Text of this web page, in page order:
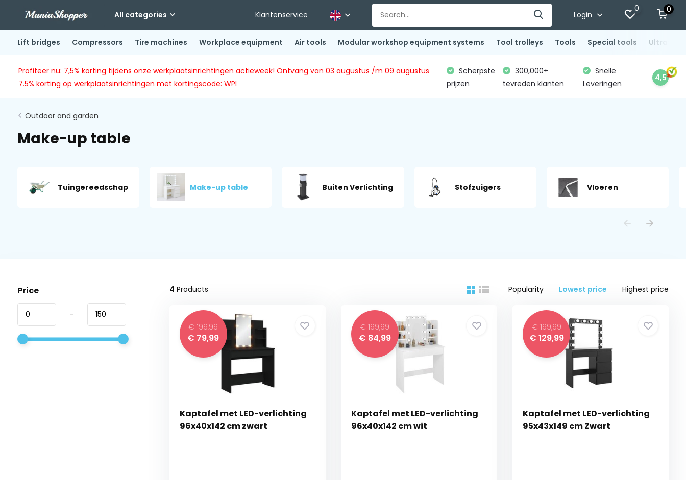
All categories Klantenservice Login
0 0
Lift bridges Compressors Tire machines Workplace equipment Air tools Modular workshop equipment systems Tool trolleys Tools Special tools
Profiteer nu: 7,5% korting tijdens onze werkplaatsinrichtingen actieweek! Ontvang van 03 augustus /m 09 augustus
7.5% korting op werkplaatsinrichtingen met kortingscode: WPI
Scherpste
prijzen
300,000+
tevreden klanten
Snelle
Leveringen
4,5
Outdoor and garden
Make-up table
Tuingereedschap Make-up table Buiten Verlichting Stofzuigers Vloeren
Price
-
4 Products Popularity Lowest price Highest price
€ 199,99
€ 79,99
Kaptafel met LED-verlichting
96x40x142 cm zwart
€ 199,99
€ 84,99
Kaptafel met LED-verlichting
96x40x142 cm wit
€ 199,99
€ 129,99
Kaptafel met LED-verlichting
95x43x149 cm Zwart